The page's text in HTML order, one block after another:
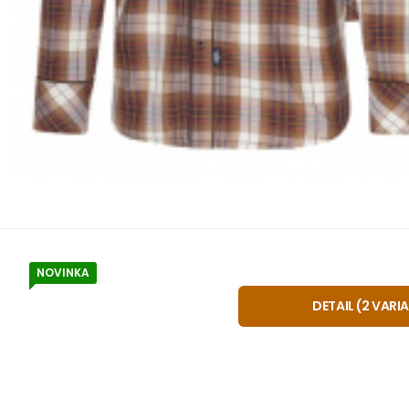
NOVINKA
kšiltovka
Záruka24
od814
KRÉMOVÁ/RŮŽOVÁ
DETAIL (2
Stylová westernová kšiltovka složená z 5 dílů bez